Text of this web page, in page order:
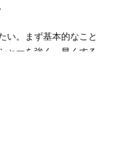
い。まず基本的なこと
ャーを強く、早くする